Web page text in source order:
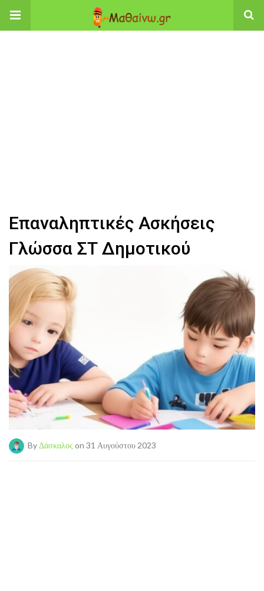
Επαναληπτικές Ασκήσεις
Γλώσσα ΣΤ Δημοτικού​
By Δάσκαλος on 31 Αυγούστου 2023